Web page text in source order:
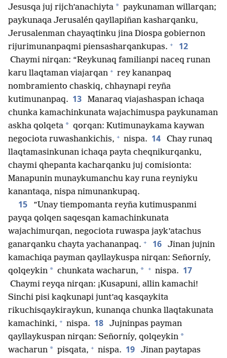
Jesusqa juj rijch’anachiyta * paykunaman willarqan;
paykunaqa Jerusalén qayllapiñan kasharqanku,
Jerusalenman chayaqtinku jina Diospa gobiernon
rijurimunanpaqmi piensasharqankupas. + 12
Chaymi nirqan: “Reykunaq familianpi naceq runan
karu llaqtaman viajarqan + rey kananpaq
nombramiento chaskiq, chhaynapi reyña
kutimunanpaq. 13
Manaraq viajashaspan ichaqa
chunka kamachinkunata wajachimuspa paykunaman
askha qolqeta * qorqan: Kutimunaykama kaywan
negociota ruwashankichis, + nispa. 14
Chay runaq
llaqtamasinkunan ichaqa payta cheqnikurqanku,
chaymi qhepanta kacharqanku juj comisionta:
Manapunin munaykumanchu kay runa reyniyku
kanantaqa, nispa nimunankupaq.
15
”Unay tiempomanta reyña kutimuspanmi
payqa qolqen saqesqan kamachinkunata
wajachimurqan, negociota ruwaspa jayk’atachus
ganarqanku chayta yachananpaq. + 16
Jinan jujnin
kamachiqa payman qayllaykuspa nirqan: Señorníy,
qolqeykin * chunkata wacharun, * + nispa. 17
Chaymi reyqa nirqan: ¡Kusapuni, allin kamachi!
Sinchi pisi kaqkunapi junt’aq kasqaykita
rikuchisqaykiraykun, kunanqa chunka llaqtakunata
kamachinki, + nispa. 18
Jujninpas payman
qayllaykuspan nirqan: Señorníy, qolqeykin *
wacharun * pisqata, + nispa. 19
Jinan paytapas